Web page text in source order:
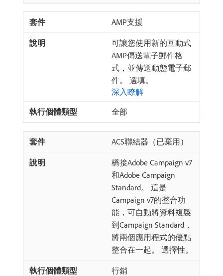
AMP支援
可讓您使用新的互動式
AMP傳送電子郵件格
式，並傳送動態電子郵
件。 選填。
深入瞭解
全部
ACS聯結器（已棄用）
橋接Adobe Campaign v7
和Adobe Campaign
Standard。 這是
Campaign v7的整合功
能，可自動將資料複製
到Campaign Standard，
將兩個應用程式的優點
整合在一起。 選擇性。
行銷